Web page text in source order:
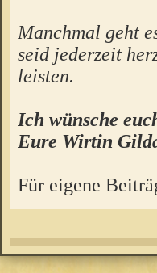
Manchmal geht
seid jederzeit
leisten.
Ich wünsche
Eure Wirtin
Für eigene